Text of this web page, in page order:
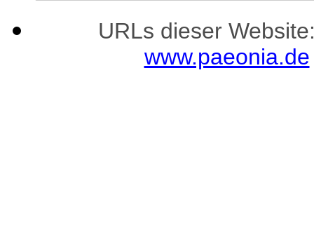
URLs dieser
www.paeonia.de